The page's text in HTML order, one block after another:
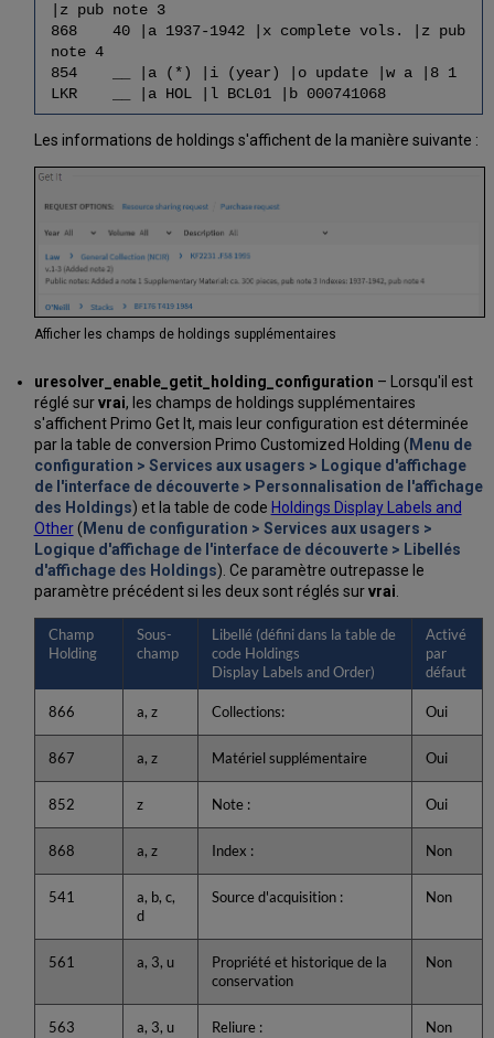
|z pub note 3
868 40 |a 1937-1942 |x complete vols. |z pub
note 4
854 __ |a (*) |i (year) |o update |w a |8 1
LKR __ |a HOL |l BCL01 |b 000741068
Les informations de holdings s'affichent de la manière suivante :
Afficher les champs de holdings supplémentaires
uresolver_enable_getit_holding_configuration – Lorsqu'il est
réglé survrai, les champs de holdings supplémentaires
s'affichent Primo Get It, mais leur configuration est déterminée
par la table de conversion Primo Customized Holding ( Menu de
configuration > Services aux usagers > Logique d'affichage
de l'interface de découverte > Personnalisation de l'affichage
des Holdings) et la table de code Holdings Display Labels and
Other( Menu de configuration > Services aux usagers >
Logique d'affichage de l'interface de découverte > Libellés
d'affichage des Holdings). Ce paramètre outrepasse le
paramètre précédent si les deux sont réglés survrai.
Champ
Holding
Sous-
champ
Libellé (défini dans la table de
code Holdings
Display Labels and Order)
Activé
par
défaut
866 a, z Collections: Oui
867 a, z Matériel supplémentaire Oui
852 z Note : Oui
868 a, z Index : Non
541
a, b, c,
d
Source d'acquisition : Non
561 a, 3, u
Propriété et historique de la
conservation
Non
563 a, 3, u Reliure : Non